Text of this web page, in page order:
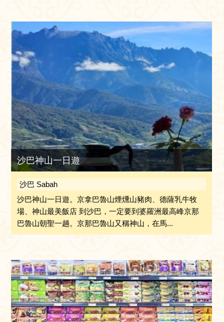
沙巴神山一日遊
沙巴 Sabah
沙巴神山一日遊。京拿巴魯山煙燻山豬肉、德薩乳牛牧
場、神山最美飯店 到沙巴，一定要到婆羅洲最高峰京那
巴魯山朝聖一趟。京那巴魯山又稱神山，在馬...